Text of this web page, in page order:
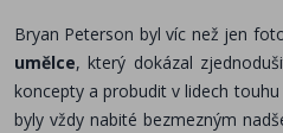
Bryan Peterson byl víc než jen
umělce, který dokázal
koncepty a probudit v lidech
byly vždy nabité bezmezným